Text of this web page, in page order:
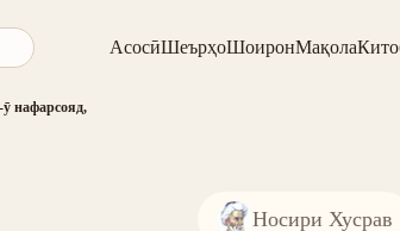
АсосӣШеърҳоШоиронМақола
ӯ нафарсояд,
Носири Хусрав